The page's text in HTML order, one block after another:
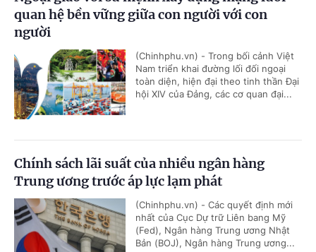
quan hệ bền vững giữa con người với con
người
(Chinhphu.vn) - Trong bối cảnh Việt
Nam triển khai đường lối đối ngoại
toàn diện, hiện đại theo tinh thần Đại
hội XIV của Đảng, các cơ quan đại...
Chính sách lãi suất của nhiều ngân hàng
Trung ương trước áp lực lạm phát
(Chinhphu.vn) - Các quyết định mới
nhất của Cục Dự trữ Liên bang Mỹ
(Fed), Ngân hàng Trung ương Nhật
Bản (BOJ), Ngân hàng Trung ương...